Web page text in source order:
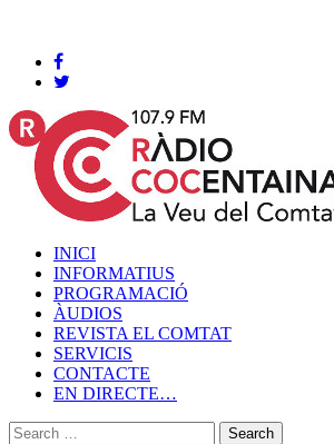
INICI
INFORMATIUS
PROGRAMACIÓ
ÀUDIOS
REVISTA EL COMTAT
SERVICIS
CONTACTE
EN DIRECTE…